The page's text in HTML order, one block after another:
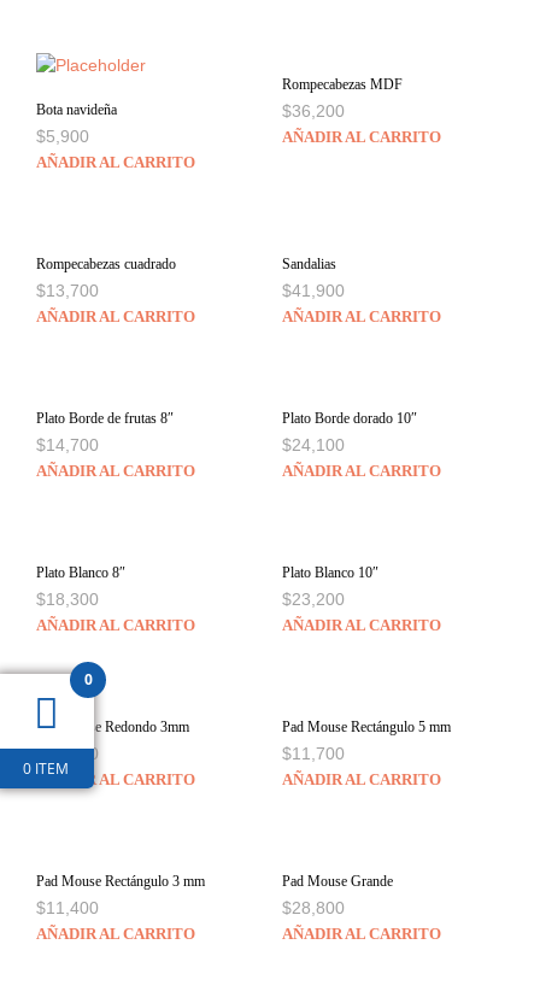
Bota navideña
$5,900
AÑADIR AL CARRITO
Rompecabezas MDF
$36,200
AÑADIR AL CARRITO
Rompecabezas cuadrado
$13,700
AÑADIR AL CARRITO
Sandalias
$41,900
AÑADIR AL CARRITO
Plato Borde de frutas 8″
$14,700
AÑADIR AL CARRITO
Plato Borde dorado 10″
$24,100
AÑADIR AL CARRITO
Plato Blanco 8″
$18,300
AÑADIR AL CARRITO
Plato Blanco 10″
$23,200
AÑADIR AL CARRITO
Pad Mouse Redondo 3mm
$11,400
AÑADIR AL CARRITO
Pad Mouse Rectángulo 5 mm
$11,700
AÑADIR AL CARRITO
Pad Mouse Rectángulo 3 mm
$11,400
AÑADIR AL CARRITO
Pad Mouse Grande
$28,800
AÑADIR AL CARRITO
0
0 ITEM